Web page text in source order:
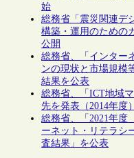
始
総務省「震災関連デ
構築・運用のための
公開
総務省、「インター
ンの現状と市場規模
結果を公表
総務省、「ICT地域
先を発表（2014年度）
総務省、「2021年
ーネット・リテラシ
査結果」を公表